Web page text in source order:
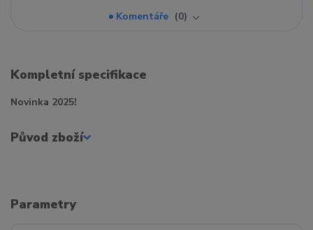
Komentáře
0
Kompletní specifikace
Novinka 2025!
Původ zboží
Parametry